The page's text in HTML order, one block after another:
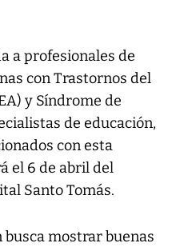
a profesionales de
con Trastornos del
y Síndrome de
de educación,
con esta
el 6 de abril del
Santo Tomás.
mostrar buenas